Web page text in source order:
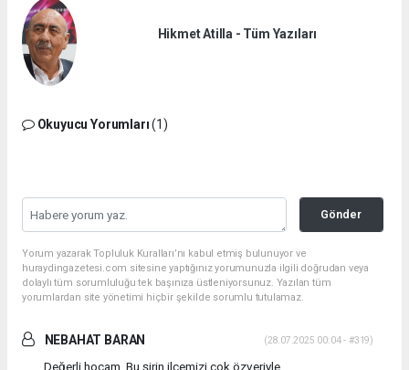
Hikmet Atilla - Tüm Yazıları
Okuyucu Yorumları(1)
Gönder
Yorum yazarak Topluluk Kuralları’nı kabul etmiş bulunuyor ve
huraydingazetesi.com sitesine yaptığınız yorumunuzla ilgili doğrudan veya
dolaylı tüm sorumluluğu tek başınıza üstleniyorsunuz. Yazılan tüm
yorumlardan site yönetimi hiçbir şekilde sorumlu tutulamaz.
NEBAHAT BARAN (28.07.2025 00:04 - #319)
Değerli hocam, Bu şirin ilçemizi çok özveriyle